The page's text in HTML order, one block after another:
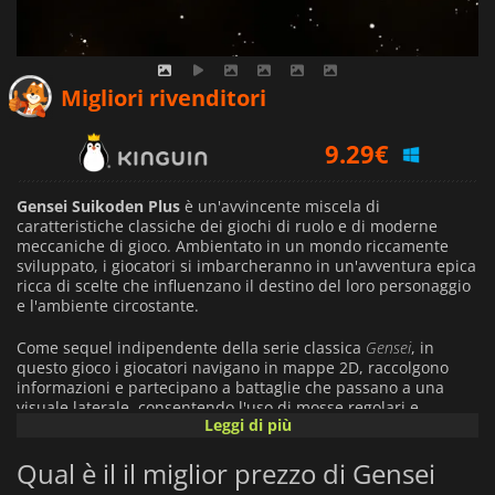
Migliori rivenditori
9.29€
9.28€
Gensei Suikoden Plus è un'avvincente miscela di
caratteristiche classiche dei giochi di ruolo e di moderne
meccaniche di gioco. Ambientato in un mondo riccamente
sviluppato, i giocatori si imbarcheranno in un'avventura epica
ricca di scelte che influenzano il destino del loro personaggio
e l'ambiente circostante.
Come sequel indipendente della serie classica Gensei, in
questo gioco i giocatori navigano in mappe 2D, raccolgono
informazioni e partecipano a battaglie che passano a una
visuale laterale, consentendo l'uso di mosse regolari e
speciali. Anche se sconfitti, i giocatori possono facilmente
migliorata e un sistema di combattimento dinamico a turni,
Gensei Suikoden Plusinvita all'esplorazione di vasti paesaggi
Leggi di più
Qual è il il miglior prezzo di Gensei